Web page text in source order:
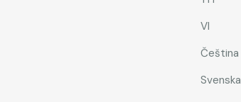
VI
Čeština
Svenska